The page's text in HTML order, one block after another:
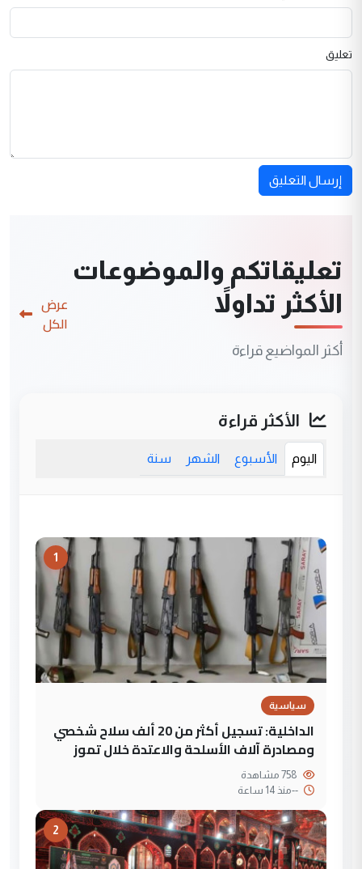
تعليق
إرسال التعليق
تعليقاتكم والموضوعات
الأكثر تداولاً
أكثر المواضيع قراءة
عرض
الكل
الأكثر قراءة
اليوم الأسبوع الشهر سنة
1
سياسية
الداخلية: تسجيل أكثر من 20 ألف سلاح شخصي
ومصادرة آلاف الأسلحة والاعتدة خلال تموز
--منذ 14 ساعة
2